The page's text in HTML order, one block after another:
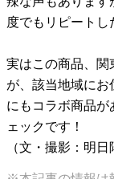
度でもリピートし
実はこの商品、関
が、該当地域に
にもコラボ商品が
ェックです！
（文・撮影：明日